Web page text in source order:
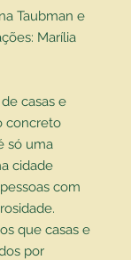
Taubman e
Marília
casas e
concreto
só uma
cidade
com
que casas e
por